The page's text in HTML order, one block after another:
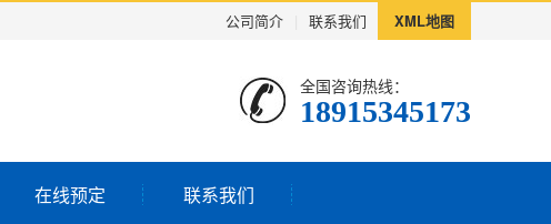
公司简介 联系我们 XML地图
全国咨询热线：
18915345173
在线预定 联系我们